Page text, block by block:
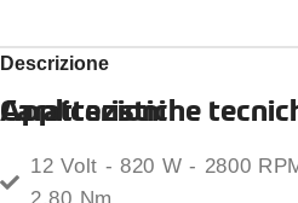
Descrizione
Caratteristiche
12 Volt - 820 W - 2800
Applicazioni